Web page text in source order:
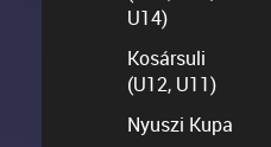
U14)
Kosársuli
(U12, U11)
Nyuszi Kupa